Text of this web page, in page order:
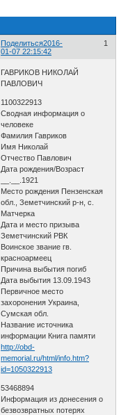
Поделиться 1
2016-
01-07 22:15:42
ГАВРИКОВ НИКОЛАЙ
ПАВЛОВИЧ
1100322913
Сводная информация о
человеке
Фамилия Гавриков
Имя Николай
Отчество Павлович
Дата рождения/Возраст
__.__.1921
Место рождения Пензенская
обл., Земетчинский р-н, с.
Матчерка
Дата и место призыва
Земетчинский РВК
Воинское звание гв.
красноармеец
Причина выбытия погиб
Дата выбытия 13.09.1943
Первичное место
захоронения Украина,
Сумская обл.
Название источника
информации Книга памяти
http://obd-
memorial.ru/html/info.htm?
id=1050322913
53468894
Информация из донесения о
безвозвратных потерях